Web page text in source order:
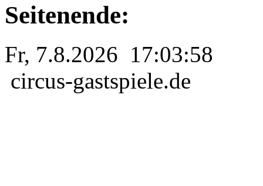
Seitenende:
Fr, 7.8.2026 17:03:58
circus-gastspiele.de